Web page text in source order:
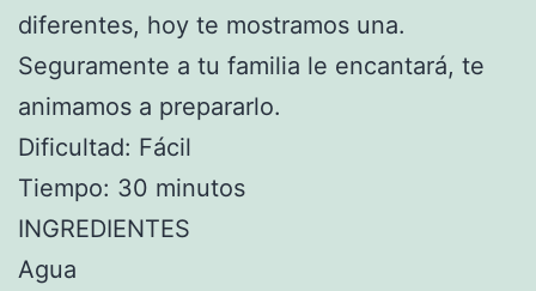
diferentes, hoy te mostramos una.
Seguramente a tu familia le encantará, te
animamos a prepararlo.
Dificultad: Fácil
Tiempo: 30 minutos
INGREDIENTES
Agua